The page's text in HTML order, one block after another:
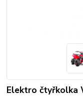
Elektro čtyřkolka